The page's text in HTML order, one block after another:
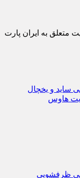
متعلق به ایران پارت
ساید و یخچال
هاوس
ظرفشویی